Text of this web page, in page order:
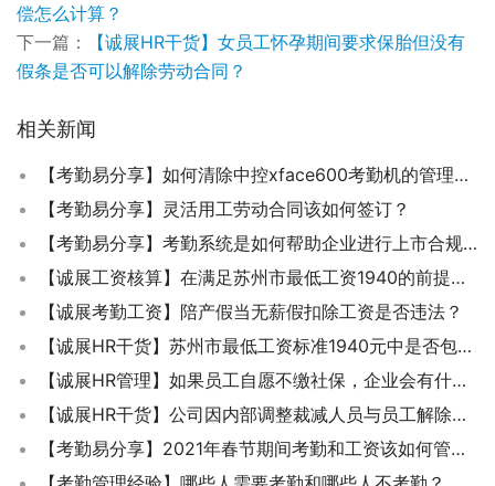
偿怎么计算？
下一篇：
【诚展HR干货】女员工怀孕期间要求保胎但没有
假条是否可以解除劳动合同？
相关新闻
【考勤易分享】如何清除中控xface600考勤机的管理员权限？
【考勤易分享】灵活用工劳动合同该如何签订？
【考勤易分享】考勤系统是如何帮助企业进行上市合规性检查的？
【诚展工资核算】在满足苏州市最低工资1940的前提下，公司放假的半天还要补员工工资吗？
【诚展考勤工资】陪产假当无薪假扣除工资是否违法？
【诚展HR干货】苏州市最低工资标准1940元中是否包含职工个人应缴社保费用？
【诚展HR管理】如果员工自愿不缴社保，企业会有什么后果了？
【诚展HR干货】公司因内部调整裁减人员与员工解除劳动合同该给多少经济赔偿金？
【考勤易分享】2021年春节期间考勤和工资该如何管理？